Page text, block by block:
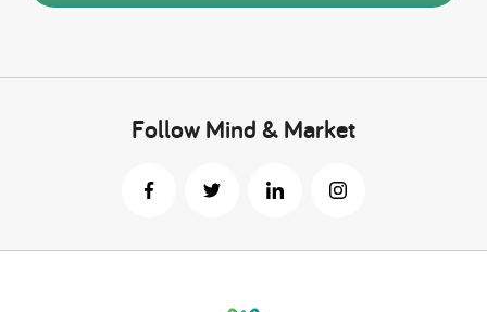
Follow Mind & Market